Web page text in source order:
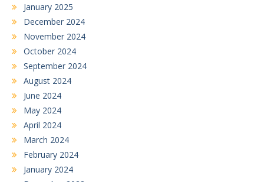
January 2025
December 2024
November 2024
October 2024
September 2024
August 2024
June 2024
May 2024
April 2024
March 2024
February 2024
January 2024